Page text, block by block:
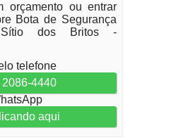
orçamento ou entrar
Bota de Segurança
dos Britos -
telefone
2086-4440
aqui